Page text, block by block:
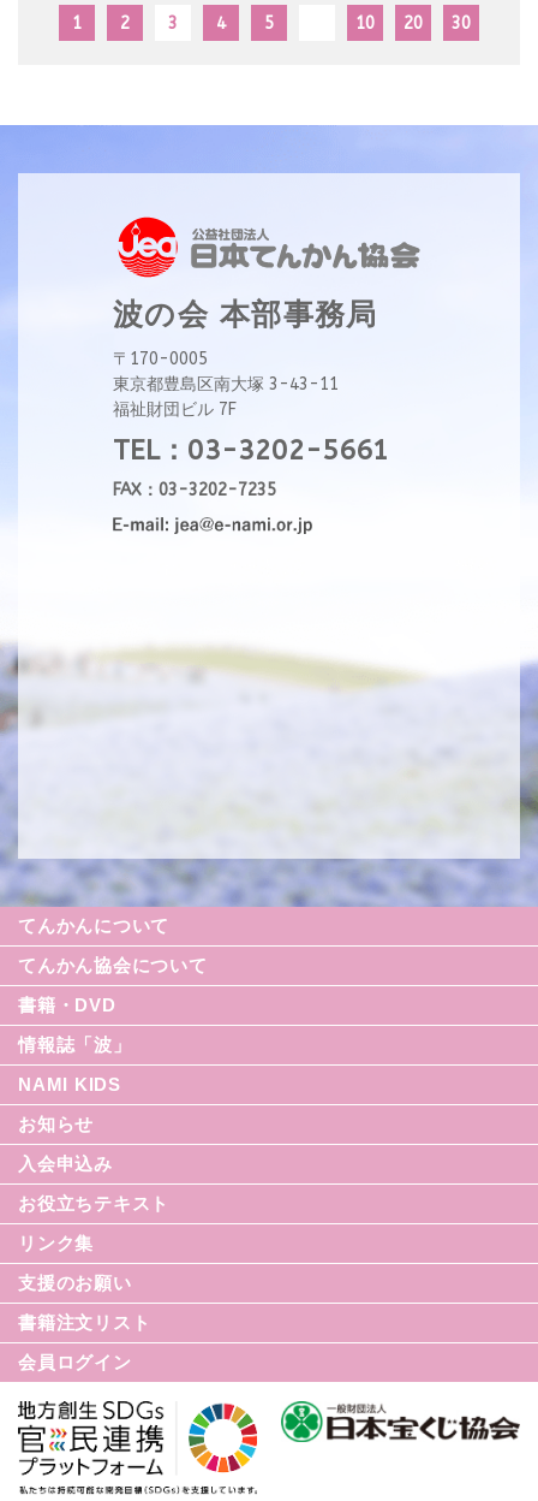
1 2 3 4 5 10 20 30
波の会 本部事務局
〒170-0005
東京都豊島区南大塚 3-43-11
福祉財団ビル 7F
TEL：03-3202-5661
FAX：03-3202-7235
てんかんについて
てんかん協会について
てんかん月間
てんかん基礎講座
世界てんかんの日
書籍・DVD
シリーズ援助の実際
てんかん入門シリーズ
なみセレクション
てんかんのDVD
情報誌「波」
NAMI KIDS
お知らせ
入会申込み
お役立ちテキスト
リンク集
支援のお願い
書籍注文リスト
会員ログイン